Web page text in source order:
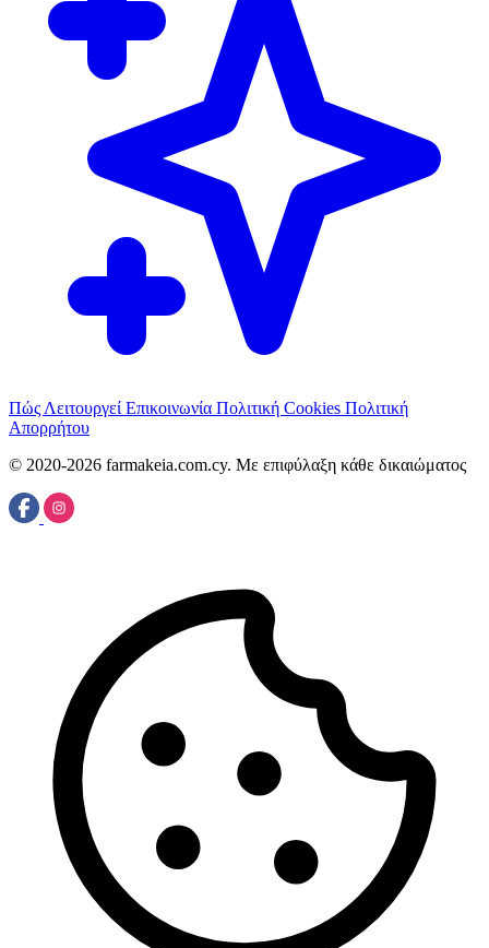
Πώς Λειτουργεί Επικοινωνία Πολιτική Cookies Πολιτική
Απορρήτου
© 2020-2026 farmakeia.com.cy. Με επιφύλαξη κάθε δικαιώματος